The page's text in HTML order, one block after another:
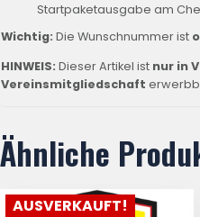
Startpaketausgabe am
Wichtig: Die Wunschnummer ist
HINWEIS: Dieser Artikel ist nur in
Vereinsmitgliedschaft
Ähnliche
AUSVERKAUFT!